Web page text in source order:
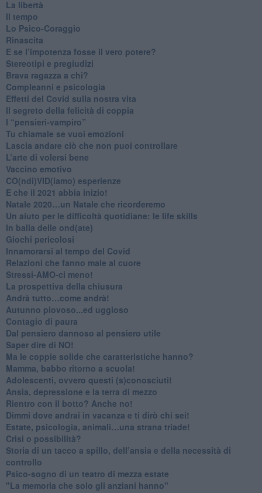
La libertà
​Il tempo
​Lo Psico-Coraggio
Rinascita
​E se l’impotenza fosse il vero potere?
Stereotipi e pregiudizi
​Brava ragazza a chi?
​Compleanni e psicologia
Effetti del Covid sulla nostra vita
Il segreto della felicità di coppia
​I “pensieri-vampiro”
​Tu chiamale se vuoi emozioni
​Lascia andare ciò che non puoi controllare
L’arte di volersi bene
​Vaccino emotivo
CO(ndi)VID(iamo) esperienze
​E che il 2021 abbia inizio!
​Natale 2020…un Natale che ricorderemo
Un aiuto per le difficoltà quotidiane: le life skills
​In balia delle ond(ate)
Giochi pericolosi
Innamorarsi al tempo del Covid
​Relazioni che fanno male al cuore
​Stressi-AMO-ci meno!
​La prospettiva della chiusura
​Andrà tutto…come andrà!
Autunno piovoso...ed uggioso
​Contagio di paura
​Dal pensiero dannoso al pensiero utile
​Saper dire di NO!
​Ma le coppie solide che caratteristiche hanno?
​Mamma, babbo ritorno a scuola!
Adolescenti, ovvero questi (s)conosciuti!
Ansia, depressione e la terra di mezzo
​Rientro con il botto? Anche no!
Dimmi dove andrai in vacanza e ti dirò chi sei!
​Estate, psicologia, animali…una strana triade!
​Crisi o possibilità?
​Storia di un tacco a spillo, dell’ansia e della necessità di
controllo
​Psico-sogno di un teatro di mezza estate
"La memoria che solo gli anziani hanno"